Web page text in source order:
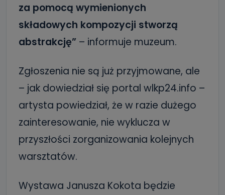
za pomocą wymienionych
składowych kompozycji stworzą
abstrakcję” – informuje muzeum.
Zgłoszenia nie są już przyjmowane, ale
– jak dowiedział się portal wlkp24.info –
artysta powiedział, że w razie dużego
zainteresowanie, nie wyklucza w
przyszłości zorganizowania kolejnych
warsztatów.
Wystawa Janusza Kokota będzie